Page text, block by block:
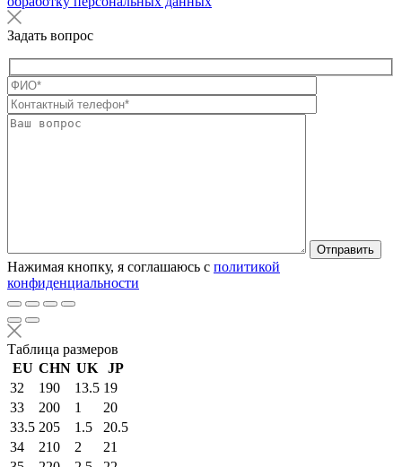
Задать вопрос
Нажимая кнопку, я соглашаюсь с политикой
конфиденциальности
Таблица размеров
EU CHN UK
JP
32
190 13.5 19
33
200 1
20
33.5 205 1.5
20.5
34
210 2
21